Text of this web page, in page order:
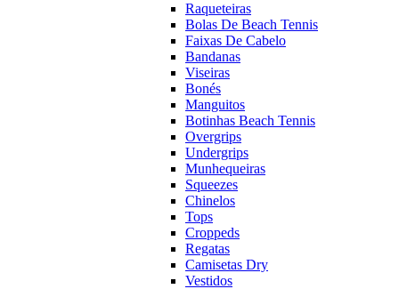
Raqueteiras
Bolas De Beach Tennis
Faixas De Cabelo
Bandanas
Viseiras
Bonés
Manguitos
Botinhas Beach Tennis
Overgrips
Undergrips
Munhequeiras
Squeezes
Chinelos
Tops
Croppeds
Regatas
Camisetas Dry
Vestidos